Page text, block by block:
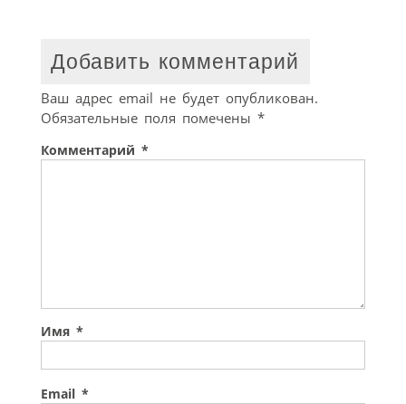
Добавить комментарий
Ваш адрес email не будет опубликован.
Обязательные поля помечены *
Комментарий *
Имя *
Email *